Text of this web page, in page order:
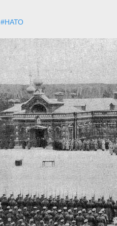
#НАТО